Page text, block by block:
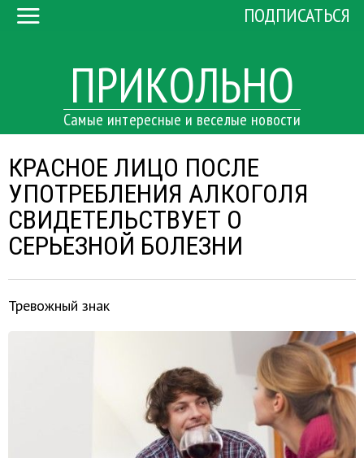
ПРИКОЛЬНО
Самые интересные и веселые новости
ПОДПИСАТЬСЯ
КРАСНОЕ ЛИЦО ПОСЛЕ
УПОТРЕБЛЕНИЯ АЛКОГОЛЯ
СВИДЕТЕЛЬСТВУЕТ О
СЕРЬЕЗНОЙ БОЛЕЗНИ
Тревожный знак